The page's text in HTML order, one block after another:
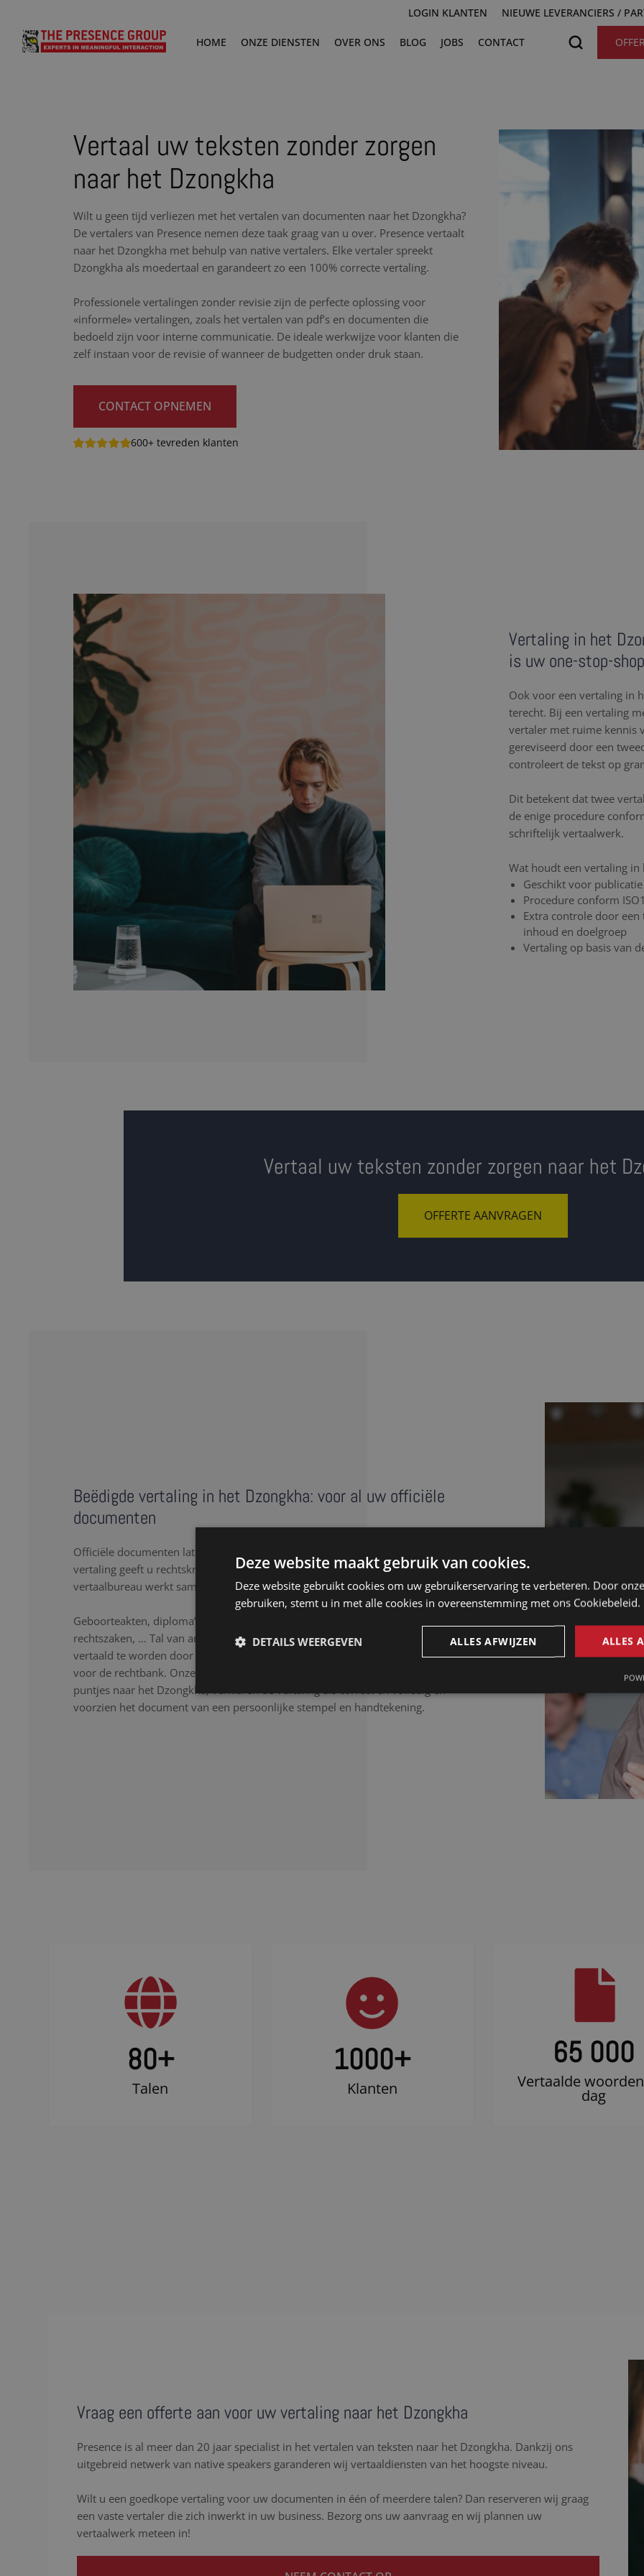
LOGIN KLANTEN NIEUWE LEVERANCIERS /
HOME ONZE DIENSTEN OVER ONS BLOG JOBS CONTACT
Vertaal uw teksten zonder zorgen
naar het Dzongkha
Wilt u geen tijd verliezen met het vertalen van documenten naar het Dzongkha?
De vertalers van Presence nemen deze taak graag van u over. Presence vertaalt
naar het Dzongkha met behulp van native vertalers. Elke vertaler spreekt
Dzongkha als moedertaal en garandeert zo een 100% correcte vertaling.
Professionele vertalingen zonder revisie zijn de perfecte oplossing voor
«informele» vertalingen, zoals het vertalen van pdf’s en documenten die
bedoeld zijn voor interne communicatie. De ideale werkwijze voor klanten die
zelf instaan voor de revisie of wanneer de budgetten onder druk staan.
CONTACT OPNEMEN
600+ tevreden klanten
Vertaling in het
is uw one-stop-shop
Ook voor een vertaling in
terecht. Bij een vertaling
vertaler met ruime kennis
gereviseerd door een
controleert de tekst op
Dit betekent dat twee
de enige procedure
schriftelijk vertaalwerk.
Wat houdt een vertaling in
Geschikt voor publicatie
Procedure conform
Extra controle door
inhoud en doelgroep
Vertaling op basis van
Vertaal uw teksten zonder zorgen naar het
OFFERTE AANVRAGEN
Beëdigde vertaling in het Dzongkha: voor al uw officiële
documenten
Officiële documenten laten vertalen naar het Dzongkha? Met een beëdigde
vertaling geeft u rechtskracht aan een document in een vreemde taal. Ons
vertaalbureau werkt samen met een team van erkende beëdigde vertalers.
Geboorteakten, diploma’s, testamenten, getuigschriften, bewijsstukken in
rechtszaken, … Tal van anderstalige, officiële documenten dienen nauwkeurig
vertaald te worden door een professional die hiertoe de eed heeft afgelegd
voor de rechtbank. Onze beëdigde vertalers vertalen uw tekst tot in de
puntjes naar het Dzongkha, verklaren de vertaling als correct en volledig en
voorzien het document van een persoonlijke stempel en handtekening.
80+
Talen
1000+
Klanten
65 000
Vertaalde
dag
Vraag een offerte aan voor uw vertaling naar het Dzongkha
Presence is al meer dan 20 jaar specialist in het vertalen van teksten naar het Dzongkha. Dankzij ons
uitgebreid netwerk van native speakers garanderen wij vertaaldiensten van het hoogste niveau.
Wilt u een goedkope vertaling voor uw documenten in één of meerdere talen? Dan reserveren wij graag
een vaste vertaler die zich inwerkt in uw business. Bezorg ons uw aanvraag en wij plannen uw
vertaalwerk meteen in!
Deze website maakt gebruik van cookies.
Deze website gebruikt cookies om uw gebruikerservaring te verbeteren. Door
gebruiken, stemt u in met alle cookies in overeenstemming met ons Cookiebeleid.
ALLES
ALLES AFWIJZEN
DETAILS WEERGEVEN